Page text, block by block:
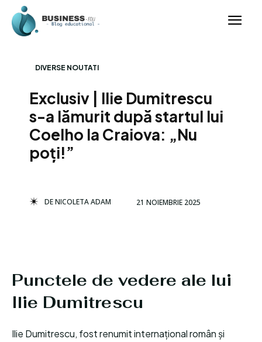
DIVERSE NOUTATI
Exclusiv | Ilie Dumitrescu
s-a lămurit după startul lui
Coelho la Craiova: „Nu
poți!”
DENICOLETA ADAM 21 NOIEMBRIE 2025
Punctele de vedere ale lui
Ilie Dumitrescu
Ilie Dumitrescu, fost renumit internațional român și